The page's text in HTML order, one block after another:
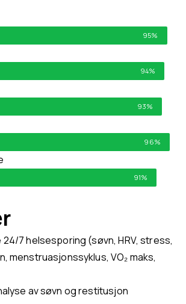
95%
94%
93%
96%
91%
7 helsesporing (søvn, HRV, stress,
menstruasjonssyklus, VO₂ maks,
av søvn og restitusjon